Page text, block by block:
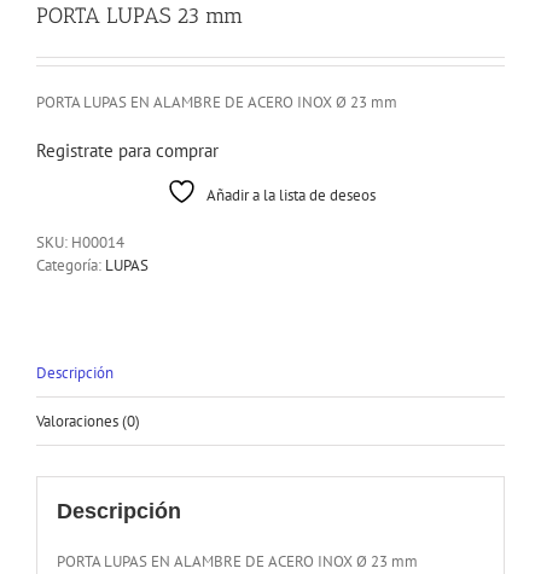
PORTA LUPAS 23 mm
PORTA LUPAS EN ALAMBRE DE ACERO INOX Ø 23 mm
Registrate para comprar
Añadir a la lista de deseos
SKU: H00014
Categoría: LUPAS
Descripción
Valoraciones (0)
Descripción
PORTA LUPAS EN ALAMBRE DE ACERO INOX Ø 23 mm